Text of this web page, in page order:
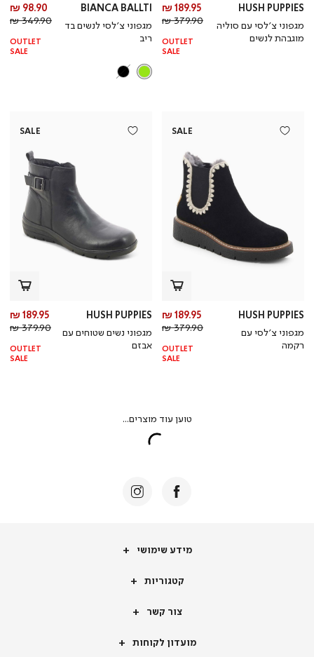
HUSH PUPPIES
מגפוני צ’לסי עם סוליה
מוגבהת לנשים
מחיר
מוצר
189.95 ₪
מחיר
רגיל
379.90 ₪
OUTLET
SALE
BIANCA BALLTI
מגפוני צ’לסי לנשים בד
ריב
98.90 ₪
349.90 ₪
OUTLET
SALE
SALE
HUSH PUPPIES
מגפוני צ’לסי עם
רקמה
מחיר
מוצר
189.95 ₪
מחיר
רגיל
379.90 ₪
OUTLET
SALE
SALE
HUSH PUPPIES
מגפוני נשים שטוחים עם
אבזם
189.95 ₪
379.90 ₪
OUTLET
SALE
מידע
מידע שימושי
קטגוריותקטגוריות
צור
צור קשר
מועדון
מועדון לקוחות